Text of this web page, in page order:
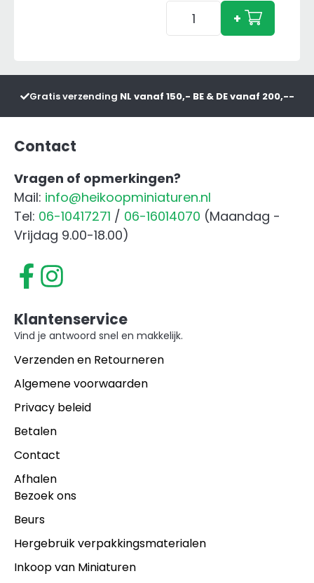
Adapter
aantal
+
Gratis verzending NL vanaf 150,- BE & DE vanaf 200,--
Contact
Vragen of opmerkingen?
Mail: info@heikoopminiaturen.nl
Tel: 06-10417271 / 06-16014070 (Maandag -
Vrijdag 9.00-18.00)
Klantenservice
Vind je antwoord snel en makkelijk.
Verzenden en Retourneren
Algemene voorwaarden
Privacy beleid
Betalen
Contact
Afhalen
Bezoek ons
Beurs
Hergebruik verpakkingsmaterialen
Inkoop van Miniaturen